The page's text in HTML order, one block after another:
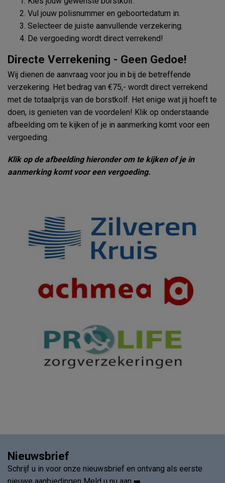
Vul jouw polisnummer en geboortedatum in.
Selecteer de juiste aanvullende verzekering.
De vergoeding wordt direct verrekend!
Directe Verrekening - Geen Gedoe!
Wij dienen de aanvraag voor jou in bij de betreffende
verzekering. Het bedrag van €75,- wordt direct verrekend
met de totaalprijs van de borstkolf. Het enige wat jij hoeft te
doen, is genieten van de voordelen! Klik op onderstaande
afbeelding om te kijken of je in aanmerking komt voor een
vergoeding.
Klik op de afbeelding hieronder om te kijken of je in
aanmerking komt voor een vergoeding.
Nieuwsbrief
Schrijf u in voor onze nieuwsbrief en ontvang als eerste